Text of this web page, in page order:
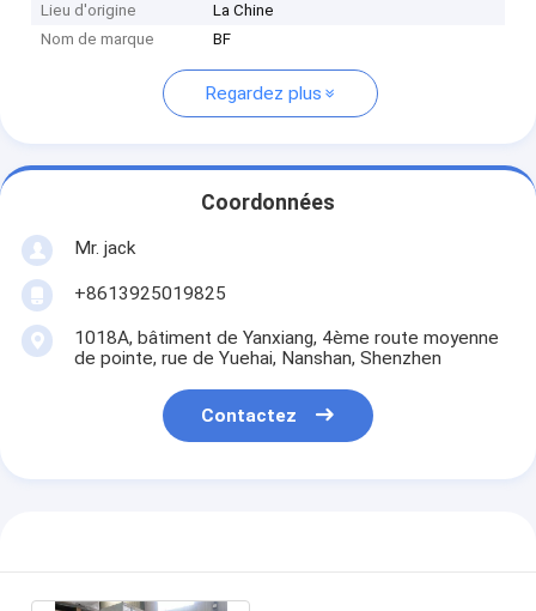
Lieu d'origine
La Chine
Nom de marque
BF
Regardez plus
Coordonnées
Mr. jack
+8613925019825
1018A, bâtiment de Yanxiang, 4ème route moyenne
de pointe, rue de Yuehai, Nanshan, Shenzhen
Contactez